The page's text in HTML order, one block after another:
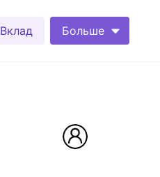
Вклад Больше